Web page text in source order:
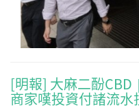
[明報] 大麻二酚
商家嘆投資付諸流水